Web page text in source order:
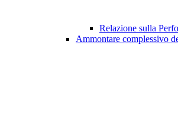
Relazione sulla
Ammontare complessivo